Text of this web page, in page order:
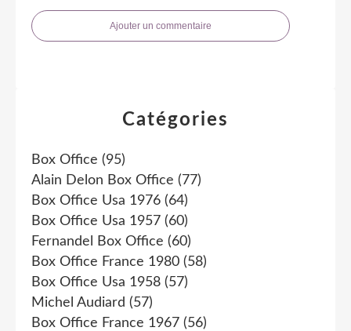
Ajouter un commentaire
Catégories
Box Office (95)
Alain Delon Box Office (77)
Box Office Usa 1976 (64)
Box Office Usa 1957 (60)
Fernandel Box Office (60)
Box Office France 1980 (58)
Box Office Usa 1958 (57)
Michel Audiard (57)
Box Office France 1967 (56)